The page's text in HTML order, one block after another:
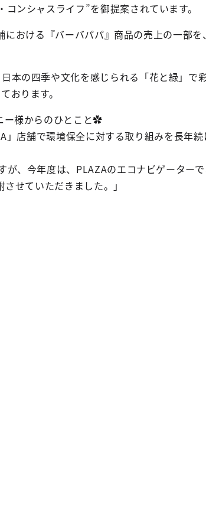
ンシャスライフ”を御提案されています。
おける『バーバパパ』商品の売上の一部を
本の四季や文化を感じられる「花と緑」で
おります。
ー様からのひとこと✿
店舗で環境保全に対する取り組みを長年続
、今年度は、PLAZAのエコナビゲーター
せていただきました。」